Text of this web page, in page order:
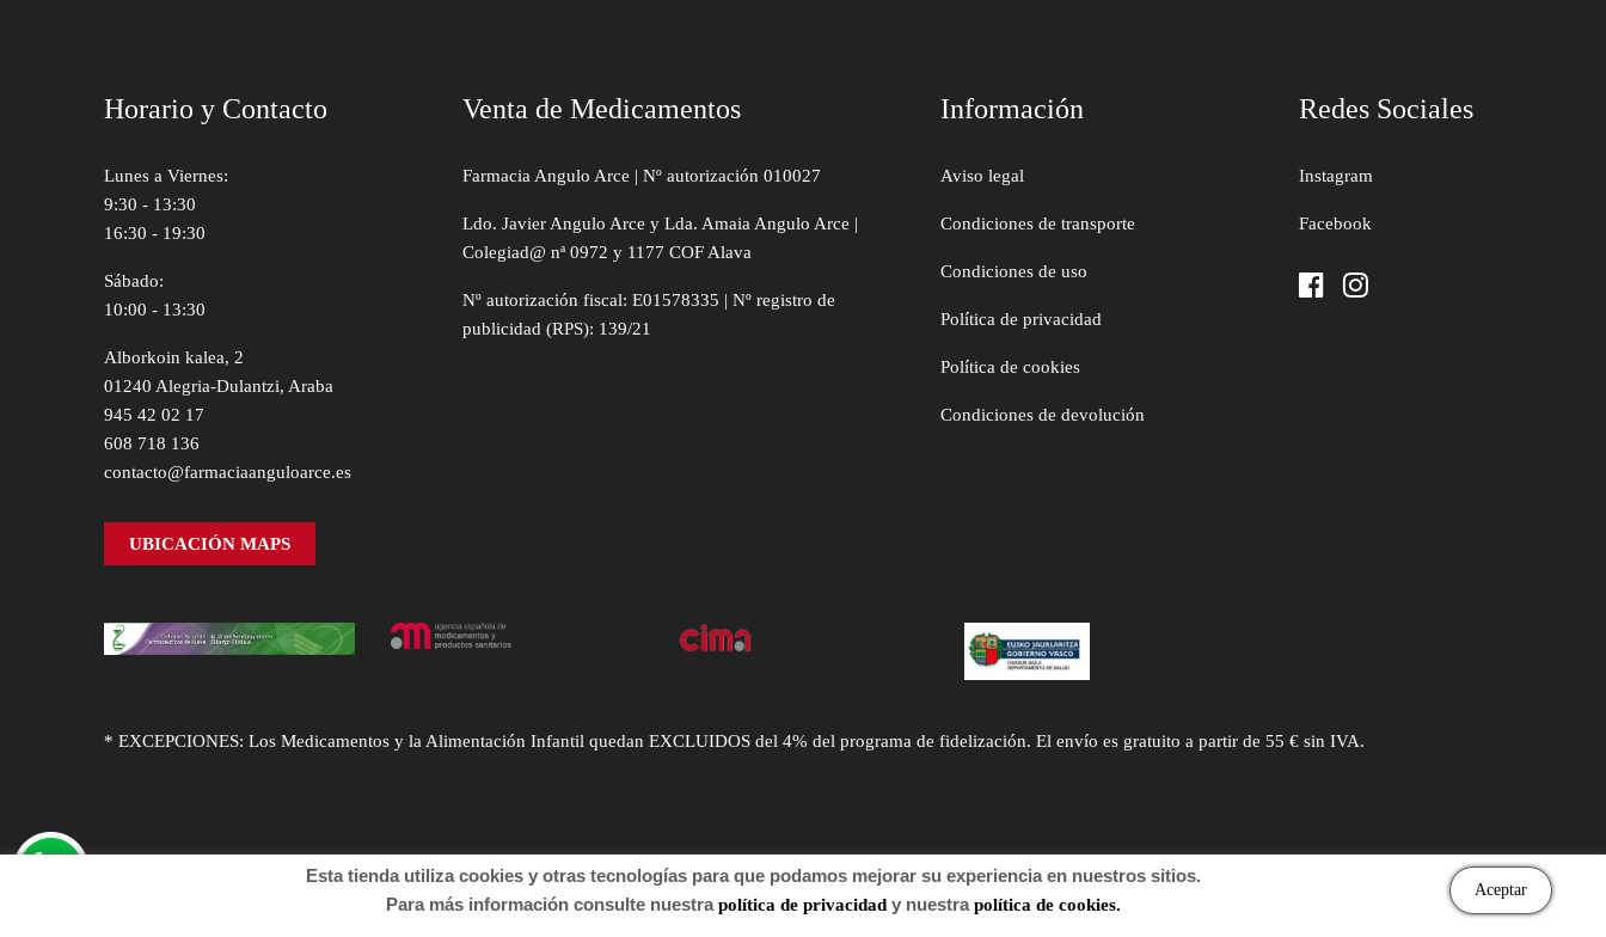
Horario y Contacto
Lunes a Viernes:
9:30 - 13:30
16:30 - 19:30
Sábado:
10:00 - 13:30
Alborkoin kalea, 2
01240 Alegria-Dulantzi, Araba
945 42 02 17
608 718 136
contacto@farmaciaanguloarce.es
UBICACIÓN MAPS
Venta de Medicamentos
Farmacia Angulo Arce | Nº autorización 010027
Ldo. Javier Angulo Arce y Lda. Amaia Angulo Arce |
Colegiad@ nª 0972 y 1177 COF Alava
Nº autorización fiscal: E01578335 | Nº registro de
publicidad (RPS): 139/21
Información
Aviso legal
Condiciones de transporte
Condiciones de uso
Política de privacidad
Política de cookies
Condiciones de devolución
Redes Sociales
Instagram
Facebook
* EXCEPCIONES: Los Medicamentos y la Alimentación Infantil quedan EXCLUIDOS del 4% del programa de fidelización. El envío es gratuito a partir de 55 € sin IVA.
Esta tienda utiliza cookies y otras tecnologías para que podamos mejorar su experiencia en nuestros sitios.
Para más información consulte nuestrapolítica de privacidad y nuestrapolítica de cookies.
Aceptar
DTD Soluciones. Derechos de autor 2022 Farmacia.